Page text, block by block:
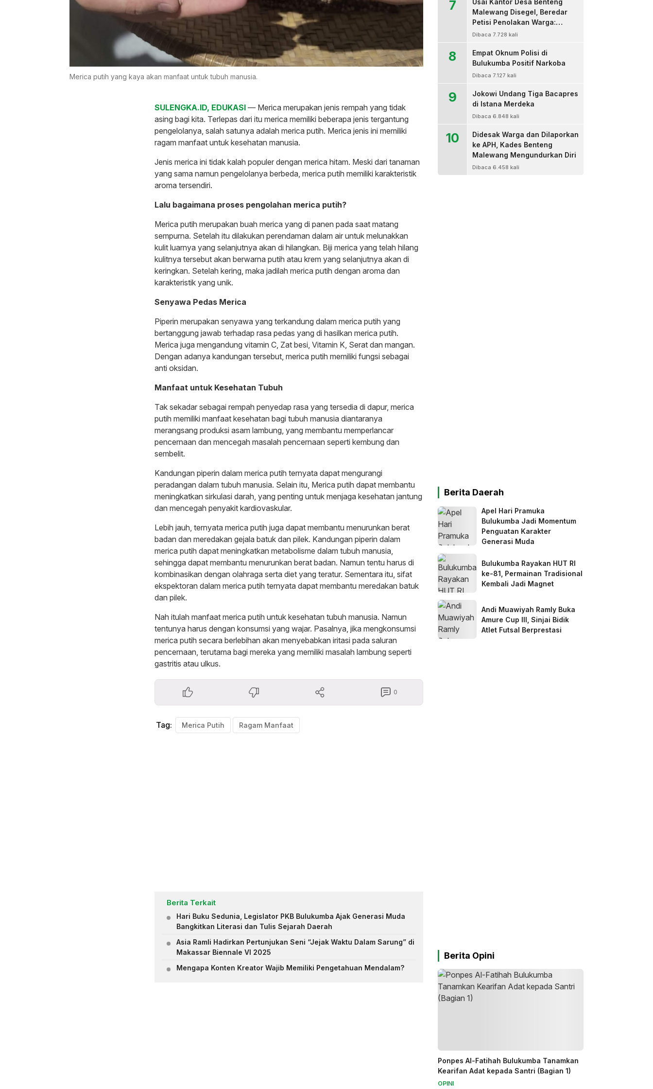
Merica putih yang kaya akan manfaat untuk tubuh manusia.
SULENGKA.ID, EDUKASI — Merica merupakan jenis rempah yang tidak
asing bagi kita. Terlepas dari itu merica memiliki beberapa jenis tergantung
pengelolanya, salah satunya adalah merica putih. Merica jenis ini memiliki
ragam manfaat untuk kesehatan manusia.
Jenis merica ini tidak kalah populer dengan merica hitam. Meski dari tanaman
yang sama namun pengelolanya berbeda, merica putih memiliki karakteristik
aroma tersendiri.
Lalu bagaimana proses pengolahan merica putih?
Merica putih merupakan buah merica yang di panen pada saat matang
sempurna. Setelah itu dilakukan perendaman dalam air untuk melunakkan
kulit luarnya yang selanjutnya akan di hilangkan. Biji merica yang telah hilang
kulitnya tersebut akan berwarna putih atau krem yang selanjutnya akan di
keringkan. Setelah kering, maka jadilah merica putih dengan aroma dan
karakteristik yang unik.
Senyawa Pedas Merica
Piperin merupakan senyawa yang terkandung dalam merica putih yang
bertanggung jawab terhadap rasa pedas yang di hasilkan merica putih.
Merica juga mengandung vitamin C, Zat besi, Vitamin K, Serat dan mangan.
Dengan adanya kandungan tersebut, merica putih memiliki fungsi sebagai
anti oksidan.
Manfaat untuk Kesehatan Tubuh
Tak sekadar sebagai rempah penyedap rasa yang tersedia di dapur, merica
putih memiliki manfaat kesehatan bagi tubuh manusia diantaranya
merangsang produksi asam lambung, yang membantu memperlancar
pencernaan dan mencegah masalah pencernaan seperti kembung dan
sembelit.
Kandungan piperin dalam merica putih ternyata dapat mengurangi
peradangan dalam tubuh manusia. Selain itu, Merica putih dapat membantu
meningkatkan sirkulasi darah, yang penting untuk menjaga kesehatan jantung
dan mencegah penyakit kardiovaskular.
Lebih jauh, ternyata merica putih juga dapat membantu menurunkan berat
badan dan meredakan gejala batuk dan pilek. Kandungan piperin dalam
merica putih dapat meningkatkan metabolisme dalam tubuh manusia,
sehingga dapat membantu menurunkan berat badan. Namun tentu harus di
kombinasikan dengan olahraga serta diet yang teratur. Sementara itu, sifat
ekspektoran dalam merica putih ternyata dapat membantu meredakan batuk
dan pilek.
Nah itulah manfaat merica putih untuk kesehatan tubuh manusia. Namun
tentunya harus dengan konsumsi yang wajar. Pasalnya, jika mengkonsumsi
merica putih secara berlebihan akan menyebabkan iritasi pada saluran
pencernaan, terutama bagi mereka yang memiliki masalah lambung seperti
gastritis atau ulkus.
0
Tag: Merica Putih Ragam Manfaat
Berita Terkait
Hari Buku Sedunia, Legislator PKB Bulukumba Ajak Generasi Muda
Bangkitkan Literasi dan Tulis Sejarah Daerah
Asia Ramli Hadirkan Pertunjukan Seni “Jejak Waktu Dalam Sarung” di
Makassar Biennale VI 2025
Mengapa Konten Kreator Wajib Memiliki Pengetahuan Mendalam?
7
Usai Kantor Desa Benteng
Malewang Disegel, Beredar
Petisi Penolakan Warga:
Sekretaris Hingga BPD Turut
Dibaca 7.728 kali
8
Empat Oknum Polisi di
Bulukumba Positif Narkoba
Dibaca 7.127 kali
9
Jokowi Undang Tiga Bacapres
di Istana Merdeka
Dibaca 6.848 kali
10
Didesak Warga dan Dilaporkan
ke APH, Kades Benteng
Malewang Mengundurkan Diri
Dibaca 6.458 kali
Berita Daerah
Apel Hari Pramuka
Bulukumba Jadi Momentum
Penguatan Karakter
Generasi Muda
Bulukumba Rayakan HUT RI
ke-81, Permainan Tradisional
Kembali Jadi Magnet
Andi Muawiyah Ramly Buka
Amure Cup III, Sinjai Bidik
Atlet Futsal Berprestasi
Berita Opini
Ponpes Al-Fatihah Bulukumba Tanamkan
Kearifan Adat kepada Santri (Bagian 1)
OPINI